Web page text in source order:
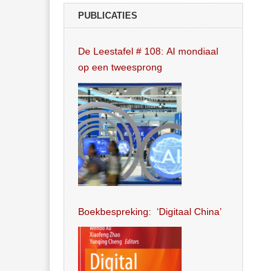
PUBLICATIES
De Leestafel # 108: AI mondiaal
op een tweesprong
Boekbespreking: ‘Digitaal China’